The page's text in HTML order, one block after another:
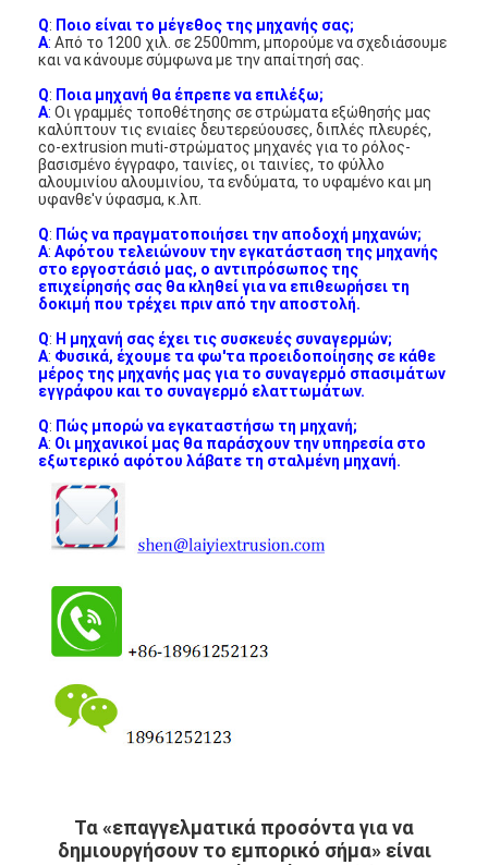
Q: Ποιο είναι το μέγεθος της μηχανής σας;
Α: Από το 1200 χιλ. σε 2500mm, μπορούμε να σχεδιάσουμε
και να κάνουμε σύμφωνα με την απαίτησή σας.
Q: Ποια μηχανή θα έπρεπε να επιλέξω;
Α: Οι γραμμές τοποθέτησης σε στρώματα εξώθησής μας
καλύπτουν τις ενιαίες δευτερεύουσες, διπλές πλευρές,
co-extrusion muti-στρώματος μηχανές για το ρόλος-
βασισμένο έγγραφο, ταινίες, οι ταινίες, το φύλλο
αλουμινίου αλουμινίου, τα ενδύματα, το υφαμένο και μη
υφανθε'ν ύφασμα, κ.λπ.
Q: Πώς να πραγματοποιήσει την αποδοχή μηχανών;
Α:Αφότου τελειώνουν την εγκατάσταση της μηχανής
στο εργοστάσιό μας, ο αντιπρόσωπος της
επιχείρησής σας θα κληθεί για να επιθεωρήσει τη
δοκιμή που τρέχει πριν από την αποστολή.
Q: Η μηχανή σας έχει τις συσκευές συναγερμών;
Α: Φυσικά, έχουμε τα φω'τα προειδοποίησης σε κάθε
μέρος της μηχανής μας για το συναγερμό σπασιμάτων
εγγράφου και το συναγερμό ελαττωμάτων.
Q: Πώς μπορώ να εγκαταστήσω τη μηχανή;
Α: Οι μηχανικοί μας θα παράσχουν την υπηρεσία στο
εξωτερικό αφότου λάβατε τη σταλμένη μηχανή.
Τα «επαγγελματικά προσόντα για να
δημιουργήσουν το εμπορικό σήμα» είναι